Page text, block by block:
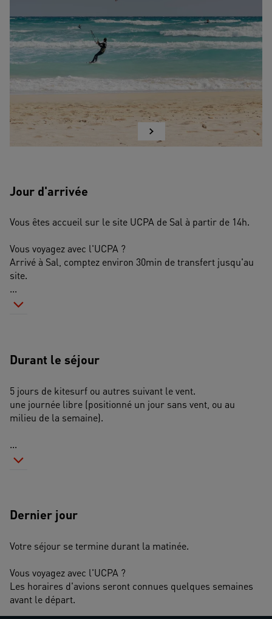
Jour d'arrivée
Vous êtes accueil sur le site UCPA de Sal à partir de 14h.
Vous voyagez avec l'UCPA ?
Arrivé à Sal, comptez environ 30min de transfert jusqu'au
site.
...
Durant le séjour
5 jours de kitesurf ou autres suivant le vent.
une journée libre (positionné un jour sans vent, ou au
milieu de la semaine).
...
Dernier jour
Votre séjour se termine durant la matinée.
Vous voyagez avec l'UCPA ?
Les horaires d'avions seront connues quelques semaines
avant le départ.